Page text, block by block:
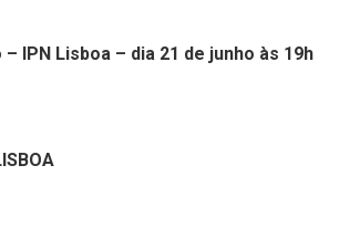
IPN Lisboa – dia 21 de junho às 19h